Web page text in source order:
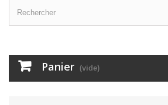
Panier (vide)